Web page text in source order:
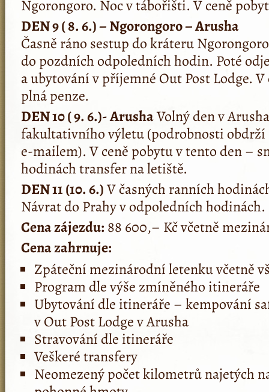
Ngorongoro. Noc v tábořišti. V ceně
DEN 9 ( 8. 6.) – Ngorongoro – Arusha
Časně ráno sestup do kráteru
do pozdních odpoledních hodin. Poté
a ubytování v příjemné Out Post Lodge.
plná penze.
DEN 10 ( 9. 6.)- ArushaVolný den v
fakultativního výletu (podrobnosti
e-mailem). V ceně pobytu v tento den –
hodinách transfer na letiště.
DEN 11 (10. 6.)V časných ranních
Návrat do Prahy v odpoledních hodinách.
Cena zájezdu: 88 600,– Kč včetně
Cena zahrnuje:
Zpáteční mezinárodní letenku včetně
Program dle výše zmíněného itineráře
Ubytování dle itineráře – kempování
v Out Post Lodge v Arusha
Stravování dle itineráře
Veškeré transfery
Neomezený počet kilometrů najetých